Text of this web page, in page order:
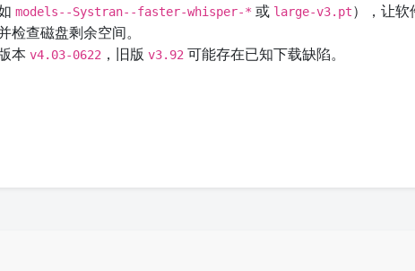
models--Systran--faster-whisper-* 或 large-v3.pt），让软
检查磁盘剩余空间。
本v4.03-0622 ，旧版v3.92 可能存在已知下载缺陷。